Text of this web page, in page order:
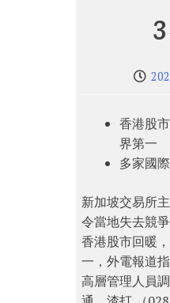
香港股
界第一
多家國
新加坡交易所
令當地失去競
香港股市回暖
一，外電報道
高層管理人員